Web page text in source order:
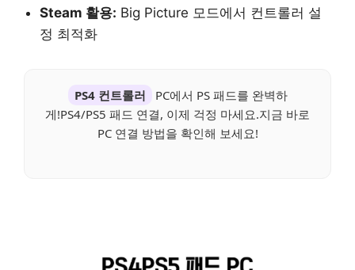
Steam 활용: Big Picture 모드에서 컨트롤러 설
정 최적화
PS4 컨트롤러
PC에서 PS 패드를 완벽하
게!PS4/PS5 패드 연결, 이제 걱정 마세요.지금 바로
PC 연결 방법을 확인해 보세요!